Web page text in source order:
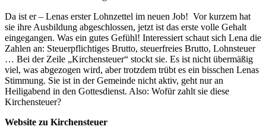
Da ist er – Lenas erster Lohnzettel im neuen Job! Vor kurzem hat
sie ihre Ausbildung abgeschlossen, jetzt ist das erste volle Gehalt
eingegangen. Was ein gutes Gefühl! Interessiert schaut sich Lena die
Zahlen an: Steuerpflichtiges Brutto, steuerfreies Brutto, Lohnsteuer
… Bei der Zeile „Kirchensteuer“ stockt sie. Es ist nicht übermäßig
viel, was abgezogen wird, aber trotzdem trübt es ein bisschen Lenas
Stimmung. Sie ist in der Gemeinde nicht aktiv, geht nur an
Heiligabend in den Gottesdienst. Also: Wofür zahlt sie diese
Kirchensteuer?
Website zu Kirchensteuer